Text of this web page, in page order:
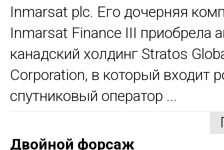
Inmarsat plc. Его дочерняя
Inmarsat Finance III приобрела
канадский холдинг Stratos
Corporation, в который входит
спутниковый оператор ...
Двойной форсаж